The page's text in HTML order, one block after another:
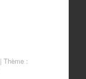
| Thème :